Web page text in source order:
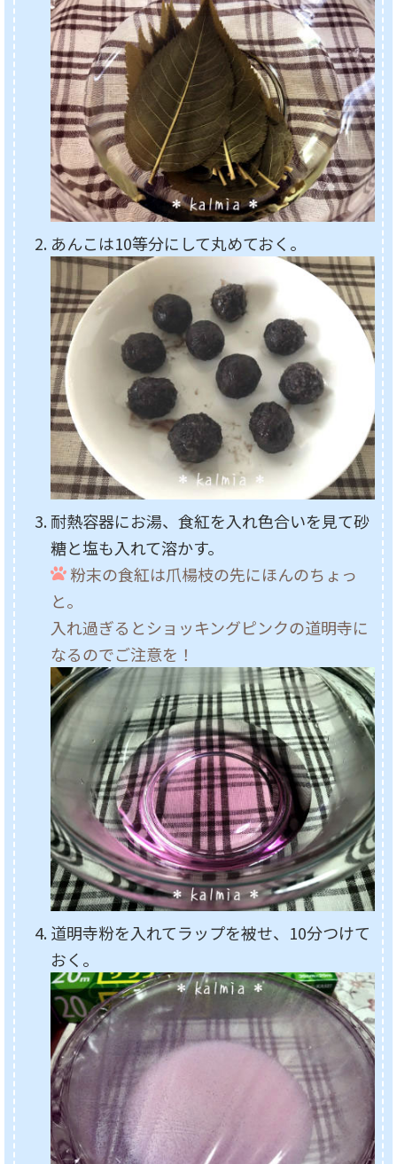
あんこは10等分にして丸めておく。
耐熱容器にお湯、食紅を入れ色合いを見て砂
糖と塩も入れて溶かす。
粉末の食紅は爪楊枝の先にほんのちょっ
と。
入れ過ぎるとショッキングピンクの道明寺に
なるのでご注意を！
道明寺粉を入れてラップを被せ、10分つけて
おく。